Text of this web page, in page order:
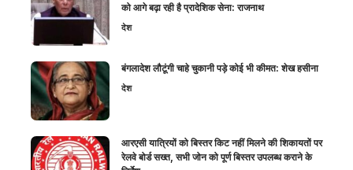
को आगे बढ़ा रही है प्रादेशिक सेना: राजनाथ
देश
बंगलादेश लौटूंगी चाहे चुकानी पड़े कोई भी कीमत: शेख हसीना
देश
आरएसी यात्रियों को बिस्तर किट नहीं मिलने की शिकायतों पर
रेलवे बोर्ड सख्त, सभी जोन को पूर्ण बिस्तर उपलब्ध कराने के